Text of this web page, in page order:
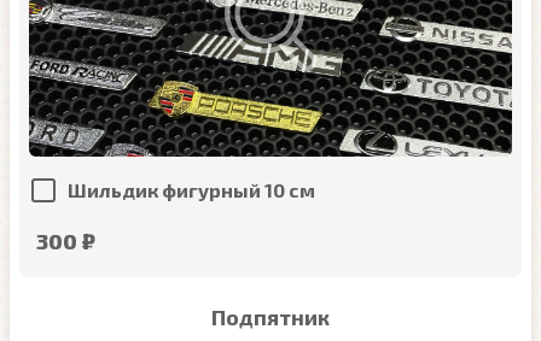
Шильдик фигурный 10 см
300 ₽
Подпятник